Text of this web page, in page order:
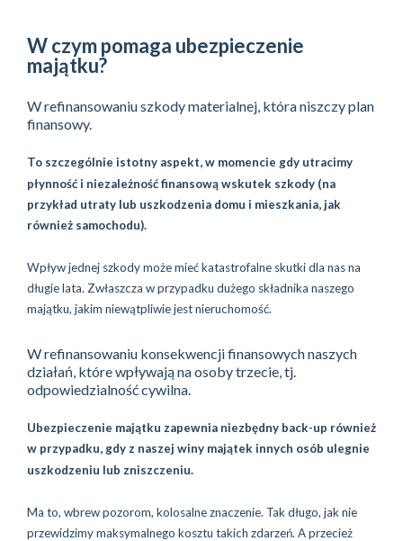
W czym pomaga ubezpieczenie
majątku?
W refinansowaniu szkody materialnej, która niszczy plan
finansowy.
To szczególnie istotny aspekt, w momencie gdy utracimy
płynność i niezależność finansową wskutek szkody (na
przykład utraty lub uszkodzenia domu i mieszkania, jak
również samochodu).
Wpływ jednej szkody może mieć katastrofalne skutki dla nas na
długie lata. Zwłaszcza w przypadku dużego składnika naszego
majątku, jakim niewątpliwie jest nieruchomość.
W refinansowaniu konsekwencji finansowych naszych
działań, które wpływają na osoby trzecie, tj.
odpowiedzialność cywilna.
Ubezpieczenie majątku zapewnia niezbędny back-up również
w przypadku, gdy z naszej winy majątek innych osób ulegnie
uszkodzeniu lub zniszczeniu.
Ma to, wbrew pozorom, kolosalne znaczenie. Tak długo, jak nie
przewidzimy maksymalnego kosztu takich zdarzeń. A przecież